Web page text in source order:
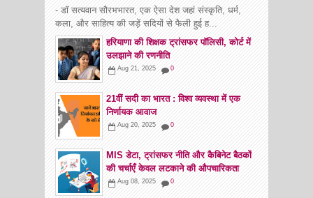
- डॉ सत्यवान सौरभभारत, एक ऐसा देश जहां संस्कृति, धर्म,
कला, और साहित्य की जड़ें सदियों से फैली हुई ह...
हरियाणा की शिक्षक ट्रांसफर पॉलिसी, कोर्ट में
उलझाने की रणनीति
Aug 21, 2025 0
21वीं सदी का भारत : विश्व व्यवस्था में एक
निर्णायक आवाज
Aug 20, 2025 0
MIS डेटा, ट्रांसफर नीति और कैबिनेट बैठकों
की चर्चाएँ केवल लटकाने की औपचारिकता
Aug 08, 2025 0